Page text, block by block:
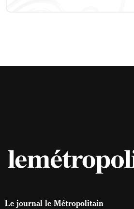
Le journal le Métropolitain